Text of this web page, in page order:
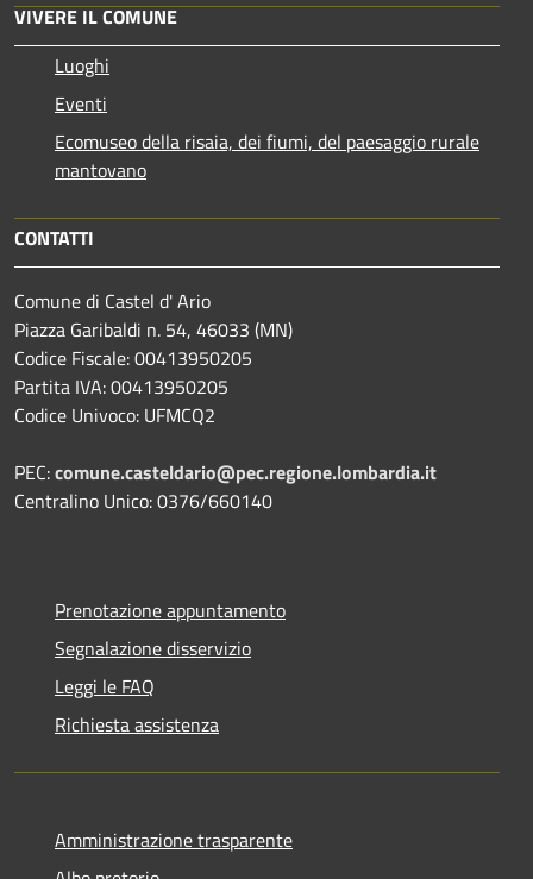
VIVERE IL COMUNE
Luoghi
Eventi
Ecomuseo della risaia, dei fiumi, del paesaggio rurale
mantovano
CONTATTI
Comune di Castel d' Ario
Piazza Garibaldi n. 54, 46033 (MN)
Codice Fiscale: 00413950205
Partita IVA: 00413950205
Codice Univoco: UFMCQ2
PEC:comune.casteldario@pec.regione.lombardia.it
Centralino Unico: 0376/660140
Prenotazione appuntamento
Segnalazione disservizio
Leggi le FAQ
Richiesta assistenza
Amministrazione trasparente